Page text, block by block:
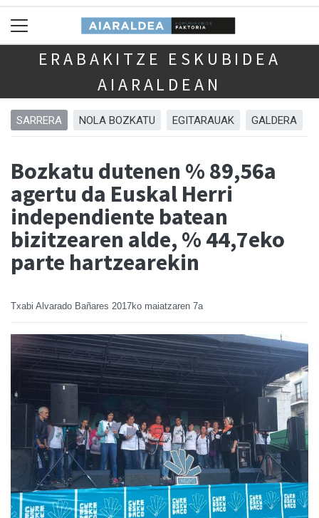
ERABAKITZE ESKUBIDEA
AIARALDEAN
SARRERA NOLA BOZKATU EGITARAUAK GALDERA
Bozkatu dutenen % 89,56a
agertu da Euskal Herri
independiente batean
bizitzearen alde, % 44,7eko
parte hartzearekin
Txabi Alvarado Bañares 2017ko maiatzaren 7a